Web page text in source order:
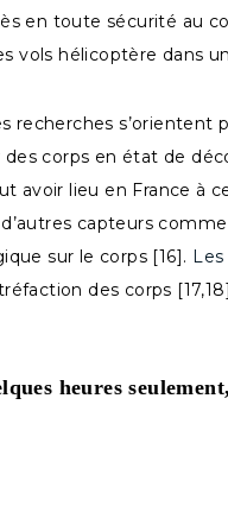
en toute sécurité au
vols hélicoptère dans
recherches s’orientent
corps en état de
avoir lieu en France à
d’autres capteurs
sur le corps [16].
des corps
heures